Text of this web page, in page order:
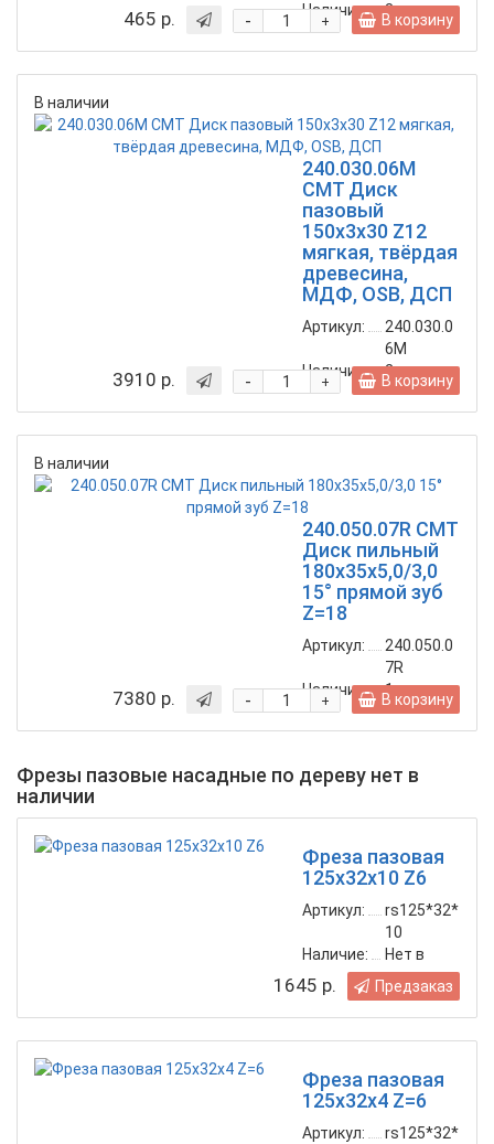
Наличие: 3шт.
465 р. +
- В корзину
В наличии
240.030.06M
CMT Диск
пазовый
150x3x30 Z12
мягкая, твёрдая
древесина,
МДФ, OSB, ДСП
Артикул:
240.030.0
6M
Наличие:
2шт.
3910 р. +
- В корзину
В наличии
240.050.07R CMT
Диск пильный
180x35x5,0/3,0
15° прямой зуб
Z=18
Артикул:
240.050.0
7R
Наличие:
1шт.
7380 р. +
- В корзину
Фрезы пазовые насадные по дереву нет в
наличии
Фреза пазовая
125х32х10 Z6
Артикул:
rs125*32*
10
Наличие:
Нет в
наличии
1645 р. Предзаказ
Фреза пазовая
125х32х4 Z=6
Артикул: rs125*32*